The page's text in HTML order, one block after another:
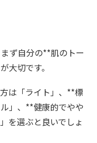
ず自分の**肌のトー
大切です。
は「ライト」、**標
」、**健康的でやや
を選ぶと良いでしょ